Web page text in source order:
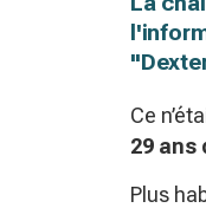
Ce
29 ans
Plus